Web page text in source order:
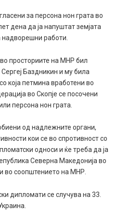
за персона нон грата во
дена да ја напуштат земјата
работи.
просториите на МНР бил
Баздникин и му била
која петмина вработени во
во Скопје се посочени
персона нон грата.
од надлежните органи,
кои се во спротивност со
односи и ќе треба да ја
Северна Македонија во
во соопштението на МНР.
дипломати се случува на 33.